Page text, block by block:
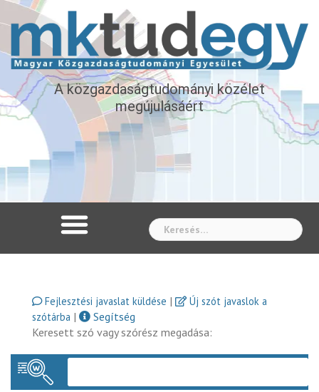
A közgazdaságtudományi közélet
megújulásáért
Fejlesztési javaslat küldése |
Új szót javaslok a
szótárba |
Segítség
Keresett szó vagy szórész megadása: